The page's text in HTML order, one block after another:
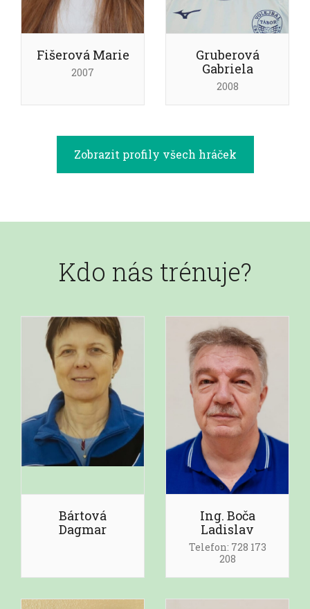
Fišerová Marie
2007
Gruberová
Gabriela
2008
Zobrazit profily všech hráček
Kdo nás trénuje?
Bártová
Dagmar
Ing. Boča
Ladislav
Telefon: 728 173
208